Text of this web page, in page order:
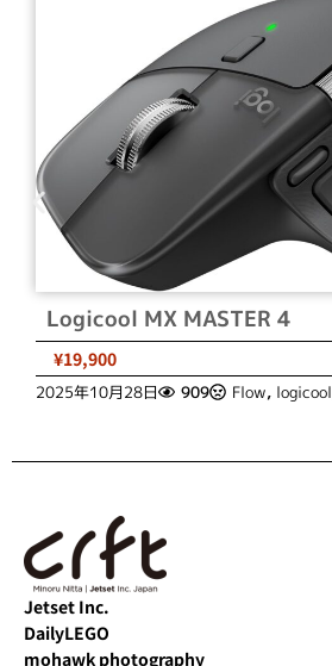
Logicool MX MASTER 4
¥19,900
2025年10月28日 909 Flow, logicool
Jetset Inc.
DailyLEGO
mohawk photography